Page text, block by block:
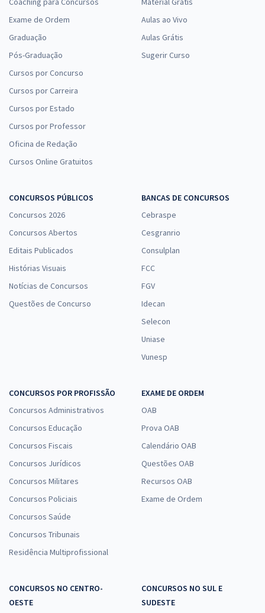
Exame de Ordem
Graduação
Pós-Graduação
Cursos por Concurso
Cursos por Carreira
Cursos por Estado
Cursos por Professor
Oficina de Redação
Cursos Online Gratuitos
Aulas ao Vivo
Aulas Grátis
Sugerir Curso
CONCURSOS PÚBLICOS
Concursos 2026
Concursos Abertos
Editais Publicados
Histórias Visuais
Notícias de Concursos
Questões de Concurso
BANCAS DE CONCURSOS
Cebraspe
Cesgranrio
Consulplan
FCC
FGV
Idecan
Selecon
Uniase
Vunesp
CONCURSOS POR PROFISSÃO
Concursos Administrativos
Concursos Educação
Concursos Fiscais
Concursos Jurídicos
Concursos Militares
Concursos Policiais
Concursos Saúde
Concursos Tribunais
Residência Multiprofissional
EXAME DE ORDEM
OAB
Prova OAB
Calendário OAB
Questões OAB
Recursos OAB
Exame de Ordem
CONCURSOS NO CENTRO-
OESTE
CONCURSOS NO SUL E
SUDESTE